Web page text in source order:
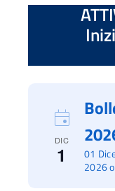
DIC
1 01
2026